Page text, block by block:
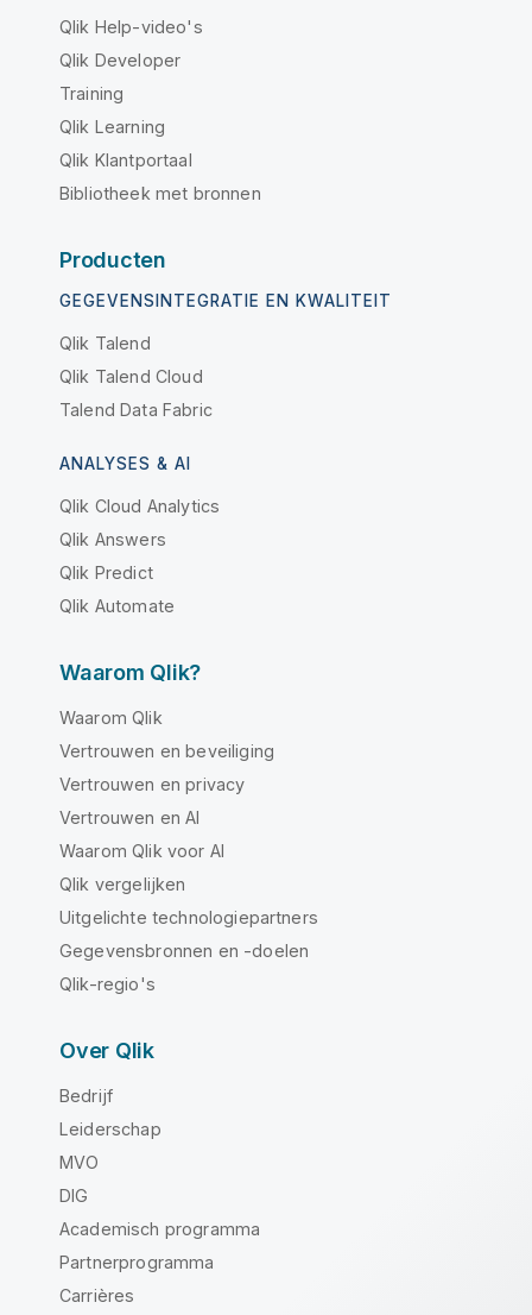
Qlik Help-video's
Qlik Developer
Training
Qlik Learning
Qlik Klantportaal
Bibliotheek met bronnen
Producten
GEGEVENSINTEGRATIE EN KWALITEIT
Qlik Talend
Qlik Talend Cloud
Talend Data Fabric
ANALYSES & AI
Qlik Cloud Analytics
Qlik Answers
Qlik Predict
Qlik Automate
Waarom Qlik?
Waarom Qlik
Vertrouwen en beveiliging
Vertrouwen en privacy
Vertrouwen en AI
Waarom Qlik voor AI
Qlik vergelijken
Uitgelichte technologiepartners
Gegevensbronnen en -doelen
Qlik-regio's
Over Qlik
Bedrijf
Leiderschap
MVO
DIG
Academisch programma
Partnerprogramma
Carrières